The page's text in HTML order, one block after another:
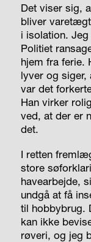
Det viser sig,
bliver
i isolation.
Politiet
hjem fra ferie.
lyver og siger,
var det
Han virker
ved, at der er
det.
I retten
store
havearbejde,
undgå at få
til hobbybrug.
kan ikke
røveri, og jeg